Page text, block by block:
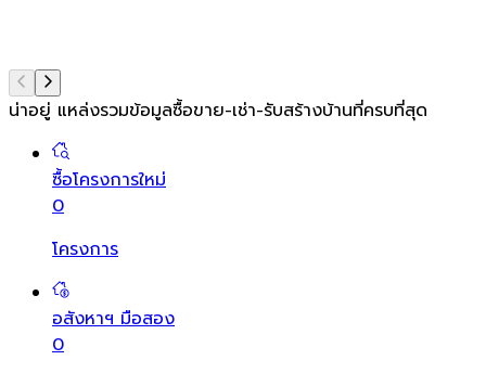
น่าอยู่ แหล่งรวมข้อมูลซื้อขาย-เช่า-รับสร้างบ้านที่ครบที่สุด
ซื้อโครงการใหม่
0
โครงการ
อสังหาฯ มือสอง
0